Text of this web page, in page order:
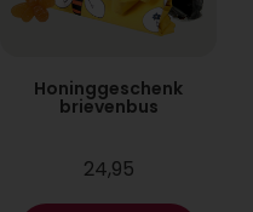
Honinggeschenk
brievenbus
24,95